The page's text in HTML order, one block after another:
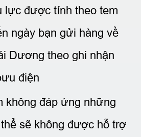
lực được tính theo tem
ngày bạn gửi hàng về
Dương theo ghi nhận
điện
không đáp ứng những
sẽ không được hỗ trợ